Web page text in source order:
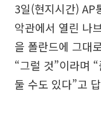
3일(현지시간) AP
악관에서 열린 나
을 폴란드에 그대
“그럴 것”이라며
둘 수도 있다”고